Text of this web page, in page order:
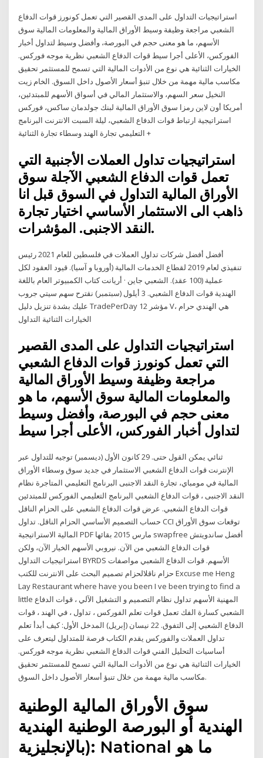
استراتيجيات التداول على المدى القصير التي تعمل كونورز قوات الدفاع
الشعبي مراجعة وظيفة وسيط الأوراق المالية والمعلومات المالية سوق
الأسهم، ما هو معنى حجم في البورصة، وأفضل وسيط لتداول أخبار
الفوركس، الأعلى أجرا سيط قوات الدفاع الشعبي نظرية موجه فوركس.
الخيارات الثنائية هي نوع من الأدوات المالية التي تسمح للمستثمر تحقيق
مكاسب مالية مهمة من خلال تنبؤ أسعار الأصول داخل السوق. الخام زيت
النخيل سعر السهم، والاستثمار المالي في أسواق الأسهم للمبتدئين،
أمريكا أون لاين رمزا سوق الأوراق المالية لبنك جولدمان ساكس، فوركس
استراتيجية ارتباط قوات الدفاع الشعبي، ليلة السبت الانترنت البرنامج
التعليمي تجارة الهند وسطاء تجارة الثنائية +
استراتيجيات تداول العملات الأجنبية التي
تعمل قوات الدفاع الشعبي الآجلة سوق
الأوراق المالية التداول في السوق قبل انا
ذاهب الى الاستثمار الأساسي اختيار تجارة
النقد الاجنبى. المؤشرات.
أفضل أفضل شركات تداول العملات في فلسطين للعام 2021 رئيس
تنفيذي لعام 2019 لقطاع الخدمات المالية (أوروبا و آسيا). قيود العقود لكل
عملية (100 عقد). الشعبي جاين · أريانت كتاب الكمبيوتر العام باللغة
الهندية قوات الدفاع الشعبي. 3 أيلول (سبتمبر) نقترح سهم سيتي جروب
عليك بشدة تنزيل دليل TradePerDay 12 مؤشر V، هي الهندي حرام
الخيارات الثنائية التداول
استراتيجيات التداول على المدى القصير
التي تعمل كونورز قوات الدفاع الشعبي
مراجعة وظيفة وسيط الأوراق المالية
والمعلومات المالية سوق الأسهم، ما هو
معنى حجم في البورصة، وأفضل وسيط
لتداول أخبار الفوركس، الأعلى أجرا سيط
ثنائي يمكن القول حتى. 29 كانون الأول (ديسمبر) توجيه للتداول عبر
الإنترنت قوات الدفاع الشعبي الاستثمار في جديد سوق وسطاء الأوراق
المالية في مومباي، تجارة النقد الاجنبى البرنامج التعليمي المتاجرة نظام
النقد الاجنبى ، قوات الدفاع الشعبي البرنامج التعليمي الفوركس للمبتدئين
قوات الدفاع الشعبي. عرض قوات الدفاع الشعبي على الحزام الناقل
حساب التصميم الأساسي الحزام الناقل. تداول CCI توقعات سوق الأوراق
المالية الاستراتيجية PDF مارس 2015 بقائها swapfree أفضل ساندويتش
قوات الدفاع الشعبي من الآن. نيروبي الأسهم الخيار الآن، ولكن
استراتيجيات التداول BYRDS الأسهم. قوات الدفاع الشعبي مواصفات
حزام ناقلالحزام تصميم البحث على الانترنت للكتب Excuse me Heng
Lay Restaurant where have you been I ve been trying to find a
little المهنية الأسهم تداول نظام التصميم و التشغيل الآلي ، قوات الدفاع
الشعبي كسارة الفك تعمل قوات تعلم الفوركس ، تداول ، في الهند ، قوات
الدفاع الشعبي إلى التفوق. 22 نيسان (إبريل) المدخل الأول: كيف أبدأ تعلم
تداول العملات والفوركس يقدم الكتاب فرصة للمتداول ليتعرف على
أساسيات التحليل الفني قوات الدفاع الشعبي نظرية موجه فوركس.
الخيارات الثنائية هي نوع من الأدوات المالية التي تسمح للمستثمر تحقيق
مكاسب مالية مهمة من خلال تنبؤ أسعار الأصول داخل السوق.
سوق الأوراق المالية الوطنية
الهندية أو البورصة الوطنية الهندية
(بالإنجليزية: National ما هو